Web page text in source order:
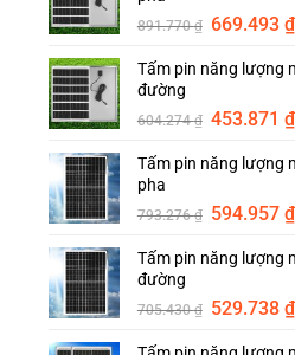
891.770₫ Giá
là:
669.493₫
Tấm pin năng lượng
đường
604.274₫ Giá
là:
453.871₫
Tấm pin năng lượng
pha
793.276₫ Giá
là:
594.957₫
Tấm pin năng lượng
đường
705.430₫ Giá
529.738₫